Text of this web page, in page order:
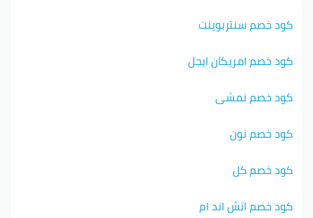
كود خصم سنتربوينت
كود خصم امريكان ايجل
كود خصم نمشي
كود خصم نون
كود خصم كل
كود خصم اتش اند ام